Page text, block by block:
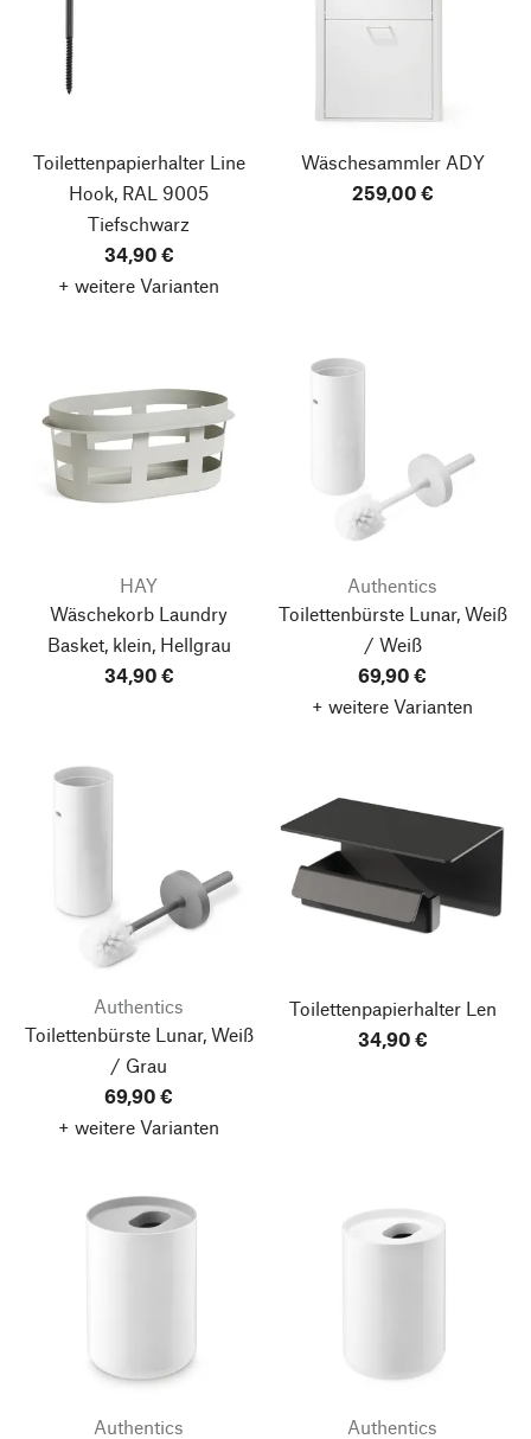
Toilettenpapierhalter Line
Hook, RAL 9005
Tiefschwarz
34,90 €
+ weitere Varianten
Wäschesammler ADY
259,00 €
HAY
Wäschekorb Laundry
Basket, klein, Hellgrau
34,90 €
Authentics
Toilettenbürste Lunar, Weiß
/ Weiß
69,90 €
+ weitere Varianten
Authentics
Toilettenbürste Lunar, Weiß
/ Grau
69,90 €
+ weitere Varianten
Toilettenpapierhalter Len
34,90 €
Authentics
Authentics